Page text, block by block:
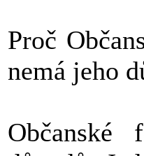
Proč
nemá jeho
Občanské